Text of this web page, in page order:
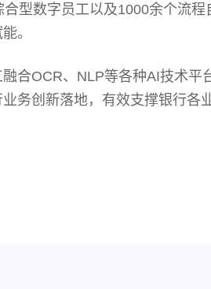
型数字员工以及1000余个流
。
合OCR、NLP等各种AI技术平
务创新落地，有效支撑银行各